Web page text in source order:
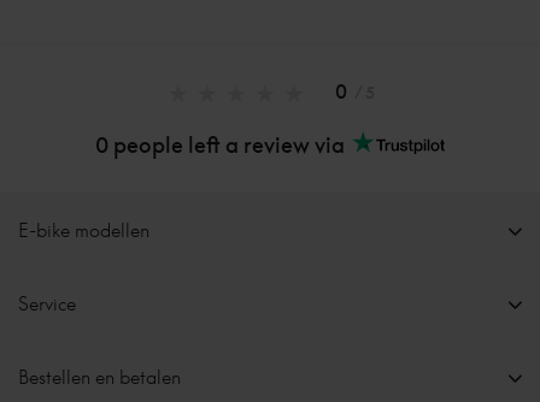
0
0 people left a review via
E-bike modellen
Service
Bestellen en betalen